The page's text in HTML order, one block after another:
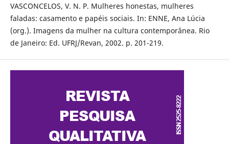
VASCONCELOS, V. N. P. Mulheres honestas, mulheres
faladas: casamento e papéis sociais. In: ENNE, Ana Lúcia
(org.). Imagens da mulher na cultura contemporânea. Rio
de Janeiro: Ed. UFRJ/Revan, 2002. p. 201-219.